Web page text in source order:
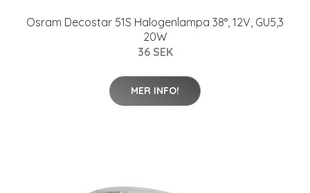
Osram Decostar 51S Halogenlampa 38°, 12V, GU5,3
20W
36 SEK
MER INFO!